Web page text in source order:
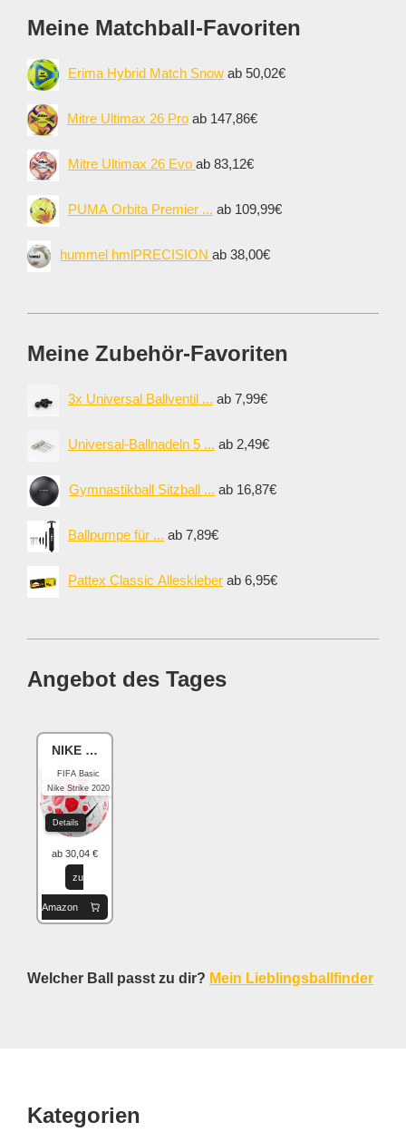
Meine Matchball-Favoriten
Erima Hybrid Match Snow ab 50,02€
Mitre Ultimax 26 Proab 147,86€
Mitre Ultimax 26 Evo ab 83,12€
PUMA Orbita Premier ... ab 109,99€
hummel hmlPRECISIONab 38,00€
Meine Zubehör-Favoriten
3x Universal Ballventil ... ab 7,99€
Universal-Ballnadeln 5 ... ab 2,49€
Gymnastikball Sitzball ... ab 16,87€
Ballpumpe für ... ab 7,89€
Pattex Classic Alleskleber ab 6,95€
Angebot des Tages
NIKE Academy
FIFA Basic
Nike Strike 2020
Details
ab 30,04 €
zu
Amazon
Welcher Ball passt zu dir? Mein Lieblingsballfinder
Footer
Kategorien